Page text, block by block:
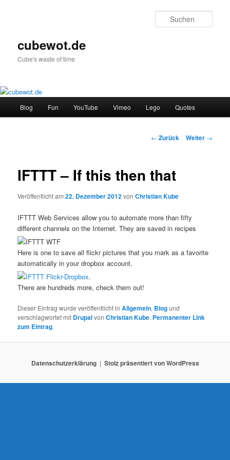
cubewot.de
Cube's waste of time
Blog Fun YouTube Vimeo Lego Quotes
Beitrags-
← Zurück Weiter →
IFTTT – If this then that
Veröffentlicht am22. Dezember 2012vonChristian Kube
IFTTT Web Services allow you to automate more than fifty
different channels on the Internet. They are saved in recipes
Here is one to save all flickr pictures that you mark as a favorite
automatically in your dropbox account.
.
There are hundreds more, check them out!
Dieser Eintrag wurde veröffentlicht inAllgemein, Blogund
verschlagwortet mit DrupalvonChristian Kube. Permanenter Link
zum Eintrag.
Datenschutzerklärung Stolz präsentiert von WordPress